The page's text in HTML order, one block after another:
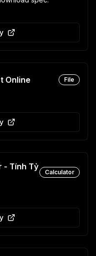
Online File
- Tính Tỷ
Calculator